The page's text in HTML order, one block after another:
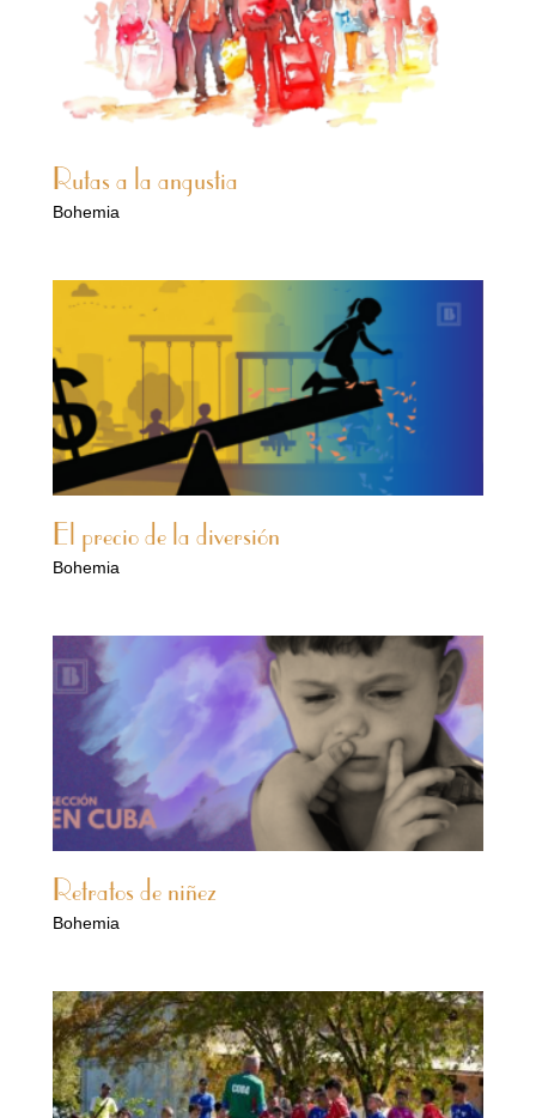
Rutas a la angustia
Bohemia
El precio de la diversión
Bohemia
Retratos de niñez
Bohemia